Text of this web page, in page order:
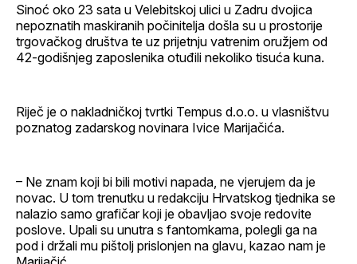
Sinoć oko 23 sata u Velebitskoj ulici u Zadru dvojica
nepoznatih maskiranih počinitelja došla su u prostorije
trgovačkog društva te uz prijetnju vatrenim oružjem od
42-godišnjeg zaposlenika otuđili nekoliko tisuća kuna.
Riječ je o nakladničkoj tvrtki Tempus d.o.o. u vlasništvu
poznatog zadarskog novinara Ivice Marijačića.
– Ne znam koji bi bili motivi napada, ne vjerujem da je
novac. U tom trenutku u redakciju Hrvatskog tjednika se
nalazio samo grafičar koji je obavljao svoje redovite
poslove. Upali su unutra s fantomkama, polegli ga na
pod i držali mu pištolj prislonjen na glavu, kazao nam je